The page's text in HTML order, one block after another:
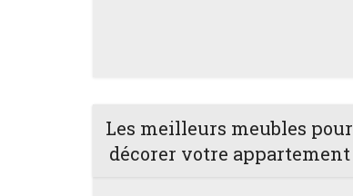
Les meilleurs meubles pour
décorer votre appartement